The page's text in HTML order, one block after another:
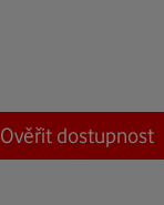
Ověřit dostupnost